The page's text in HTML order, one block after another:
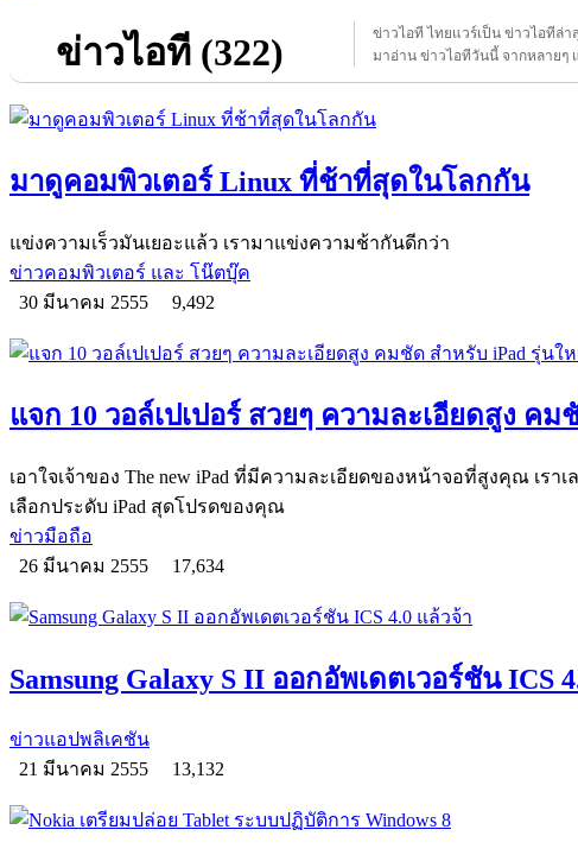
ข่าวไอที (322)
ข่าวไอที ไทยแวร์เป็น ข่าวไอที
มาอ่าน ข่าวไอทีวันนี้ จากหลายๆ
มาดูคอมพิวเตอร์ Linux ที่ช้าที่สุดในโลกกัน
แข่งความเร็วมันเยอะแล้ว เรามาแข่งความช้ากันดีกว่า
ข่าวคอมพิวเตอร์ และ โน๊ตบุ๊ค
30 มีนาคม 2555
9,492
แจก 10 วอล์เปเปอร์ สวยๆ ความละเอียดสูง ค
เอาใจเจ้าของ The new iPad ที่มีความละเอียดของหน้าจอที่สูงคุณ เรา
เลือกประดับ iPad สุดโปรดของคุณ
ข่าวมือถือ
26 มีนาคม 2555
17,634
Samsung Galaxy S II ออกอัพเดตเวอร์ชัน ICS
ข่าวแอปพลิเคชัน
21 มีนาคม 2555
13,132